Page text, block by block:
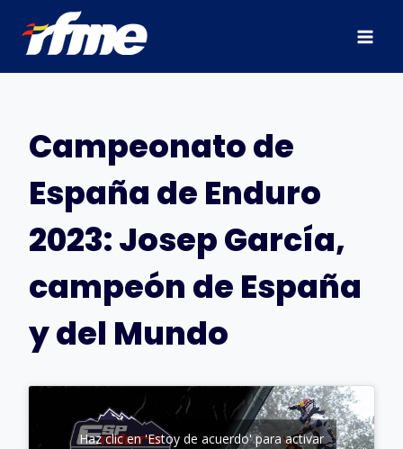
contenido
Campeonato de
España de Enduro
2023: Josep García,
campeón de España
y del Mundo
Haz clic en 'Estoy de acuerdo' para activar